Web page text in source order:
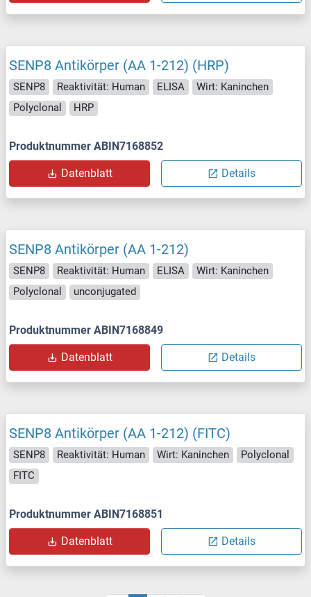
SENP8 Antikörper (AA 1-212) (HRP)
SENP8 Reaktivität: Human ELISA
Wirt: Kaninchen
Polyclonal
HRP
Produktnummer ABIN7168852
Datenblatt Details
SENP8 Antikörper (AA 1-212)
SENP8 Reaktivität: Human ELISA
Wirt: Kaninchen
Polyclonal
unconjugated
Produktnummer ABIN7168849
Datenblatt Details
SENP8 Antikörper (AA 1-212) (FITC)
SENP8 Reaktivität: Human Wirt: Kaninchen
Polyclonal
FITC
Produktnummer ABIN7168851
Datenblatt Details